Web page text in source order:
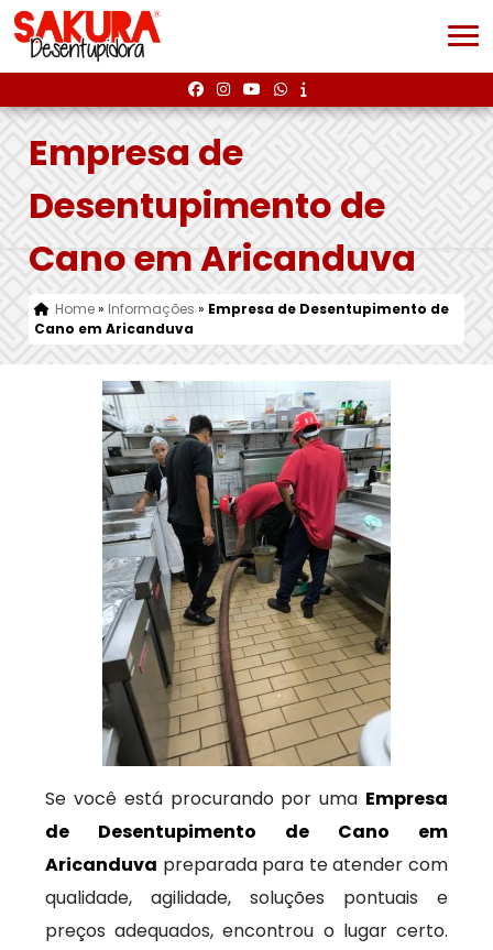
Empresa de
Desentupimento de
Cano em Aricanduva
Home» Informações » Empresa de Desentupimento de
Cano em Aricanduva
Se você está procurando por uma Empresa
de Desentupimento de Cano em
Aricanduva preparada para te atender com
qualidade, agilidade, soluções pontuais e
preços adequados, encontrou o lugar certo.